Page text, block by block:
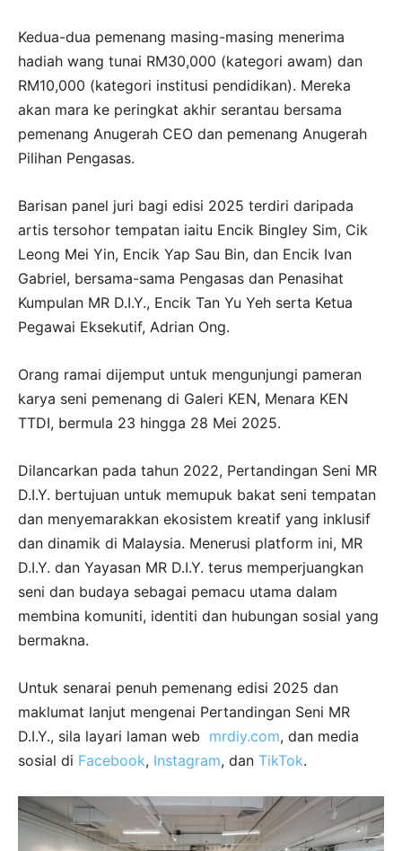
Kedua-dua pemenang masing-masing menerima
hadiah wang tunai RM30,000 (kategori awam) dan
RM10,000 (kategori institusi pendidikan). Mereka
akan mara ke peringkat akhir serantau bersama
pemenang Anugerah CEO dan pemenang Anugerah
Pilihan Pengasas.
Barisan panel juri bagi edisi 2025 terdiri daripada
artis tersohor tempatan iaitu Encik Bingley Sim, Cik
Leong Mei Yin, Encik Yap Sau Bin, dan Encik Ivan
Gabriel, bersama-sama Pengasas dan Penasihat
Kumpulan MR D.I.Y., Encik Tan Yu Yeh serta Ketua
Pegawai Eksekutif, Adrian Ong.
Orang ramai dijemput untuk mengunjungi pameran
karya seni pemenang di Galeri KEN, Menara KEN
TTDI, bermula 23 hingga 28 Mei 2025.
Dilancarkan pada tahun 2022, Pertandingan Seni MR
D.I.Y. bertujuan untuk memupuk bakat seni tempatan
dan menyemarakkan ekosistem kreatif yang inklusif
dan dinamik di Malaysia. Menerusi platform ini, MR
D.I.Y. dan Yayasan MR D.I.Y. terus memperjuangkan
seni dan budaya sebagai pemacu utama dalam
membina komuniti, identiti dan hubungan sosial yang
bermakna.
Untuk senarai penuh pemenang edisi 2025 dan
maklumat lanjut mengenai Pertandingan Seni MR
D.I.Y., sila layari laman web mrdiy.com, dan media
sosial di Facebook, Instagram, dan TikTok.